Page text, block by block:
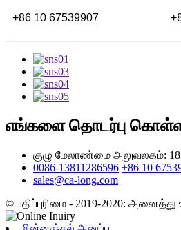
+86 10 67539907
எங்களை தொடர்பு
குழு மேலாண்மை அலுவலகம்: 18
0086-13811286596 +86 10
sales@ca-long.com
© பதிப்புரிமை - 2019-2020: